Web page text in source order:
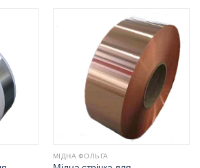
МІДНА ФОЛЬГА